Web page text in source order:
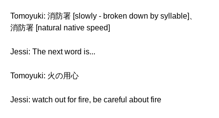
Tomoyuki: 消防署 [slowly - broken down by syllable]、
消防署 [natural native speed]
Jessi: The next word is...
Tomoyuki: 火の用心
Jessi: watch out for fire, be careful about fire